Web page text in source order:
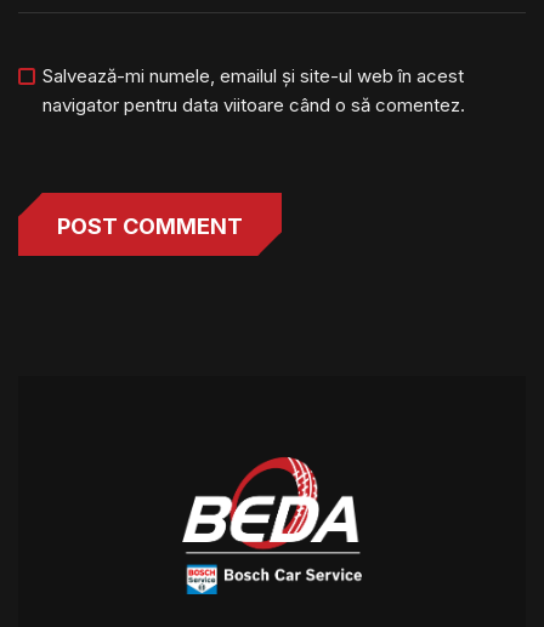
Salvează-mi numele, emailul și site-ul web în acest
navigator pentru data viitoare când o să comentez.